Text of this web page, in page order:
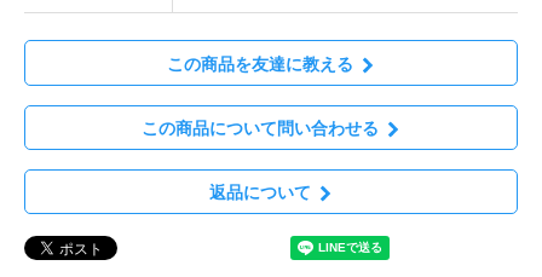
この商品を友達に教える
この商品について問い合わせる
返品について